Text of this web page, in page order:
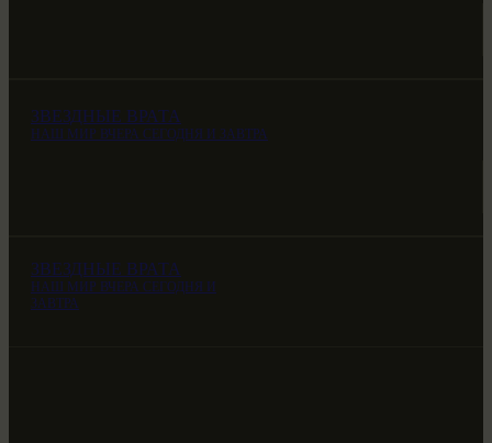
ЗВЕЗДНЫЕ ВРАТА
НАШ МИР ВЧЕРА СЕГОДНЯ И ЗАВТРА
ЗВЕЗДНЫЕ ВРАТА
НАШ МИР ВЧЕРА СЕГОДНЯ И
ЗАВТРА